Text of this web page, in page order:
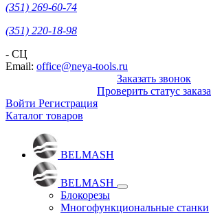
(351) 269-60-74
(351) 220-18-98
- СЦ
Email: office@neya-tools.ru
Заказать звонок
Проверить статус заказа
Войти Регистрация
Каталог товаров
BELMASH
BELMASH
Блокорезы
Многофункциональные станки